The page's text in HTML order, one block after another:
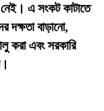
এ সংকট কাটাতে
দক্ষতা বাড়ানো,
করা এবং সরকারি